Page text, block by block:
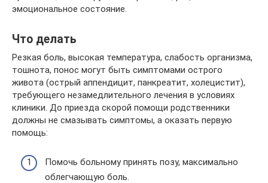
эмоциональное состояние.
Что делать
Резкая боль, высокая температура, слабость организма,
тошнота, понос могут быть симптомами острого
живота (острый аппендицит, панкреатит, холецистит),
требующего незамедлительного лечения в условиях
клиники. До приезда скорой помощи родственники
должны не смазывать симптомы, а оказать первую
помощь:
Помочь больному принять позу, максимально
облегчающую боль.